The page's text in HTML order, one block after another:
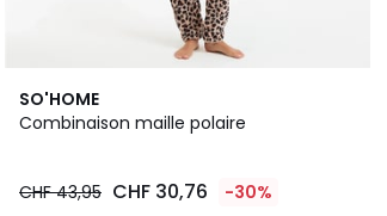
SO'HOME
Combinaison maille polaire
CHF 43,95 CHF 30,76 -30%
4,6
/ 5